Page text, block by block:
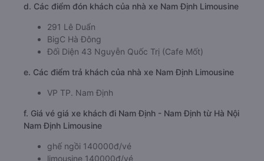
d. Các điểm đón khách của nhà xe Nam Định Limousine
291 Lê Duẩn
BigC Hà Đông
Đối Diện 43 Nguyễn Quốc Trị (Cafe Mốt)
e. Các điểm trả khách của nhà xe Nam Định Limousine
VP TP. Nam Định
f. Giá vé giá xe khách đi Nam Định - Nam Định từ Hà Nội
Nam Định Limousine
ghế ngồi 140000đ/vé
limousine 140000đ/vé